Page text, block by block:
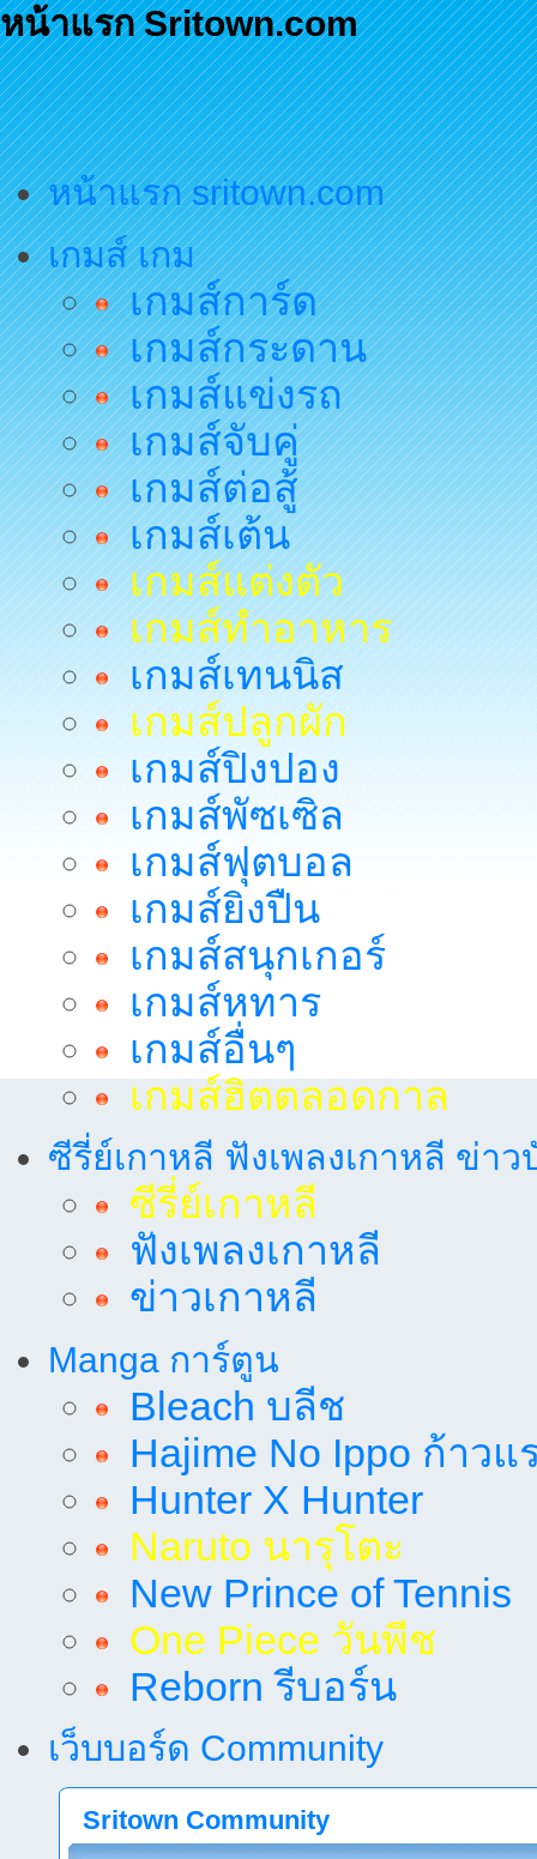
หน้าแรก Sritown.com
หน้าแรก sritown.com
เกมส์ เกม
เกมส์การ์ด
เกมส์กระดาน
เกมส์แข่งรถ
เกมส์จับคู่
เกมส์ต่อสู้
เกมส์เต้น
เกมส์แต่งตัว
เกมส์ทำอาหาร
เกมส์เทนนิส
เกมส์ปลูกผัก
เกมส์ปิงปอง
เกมส์พัซเซิล
เกมส์ฟุตบอล
เกมส์ยิงปืน
เกมส์สนุกเกอร์
เกมส์หทาร
เกมส์อื่นๆ
เกมส์ฮิตตลอดกาล
ซีรี่ย์เกาหลี ฟังเพลงเกาหลี ข่าว
ซีรี่ย์เกาหลี
ฟังเพลงเกาหลี
ข่าวเกาหลี
Manga การ์ตูน
Bleach บลีช
Hajime No Ippo ก้าวแ
Hunter X Hunter
Naruto นารุโตะ
New Prince of Tennis
One Piece วันพีช
Reborn รีบอร์น
เว็บบอร์ด Community
Sritown Community